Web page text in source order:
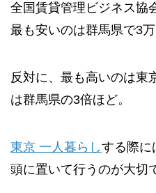
全国賃貸管理ビジネス協
最も安いのは群馬県で3万
反対に、最も高いのは東
は群馬県の3倍ほど。
東京 一人暮らしする際に
頭に置いて行うのが大切